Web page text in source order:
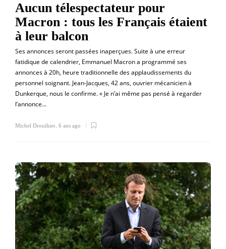
Aucun télespectateur pour
Macron : tous les Français étaient
à leur balcon
Ses annonces seront passées inaperçues. Suite à une erreur
fatidique de calendrier, Emmanuel Macron a programmé ses
annonces à 20h, heure traditionnelle des applaudissements du
personnel soignant. Jean-Jacques, 42 ans, ouvrier mécanicien à
Dunkerque, nous le confirme. « Je n’ai même pas pensé à regarder
l’annonce…
Michel Drouihier 6 ans ago